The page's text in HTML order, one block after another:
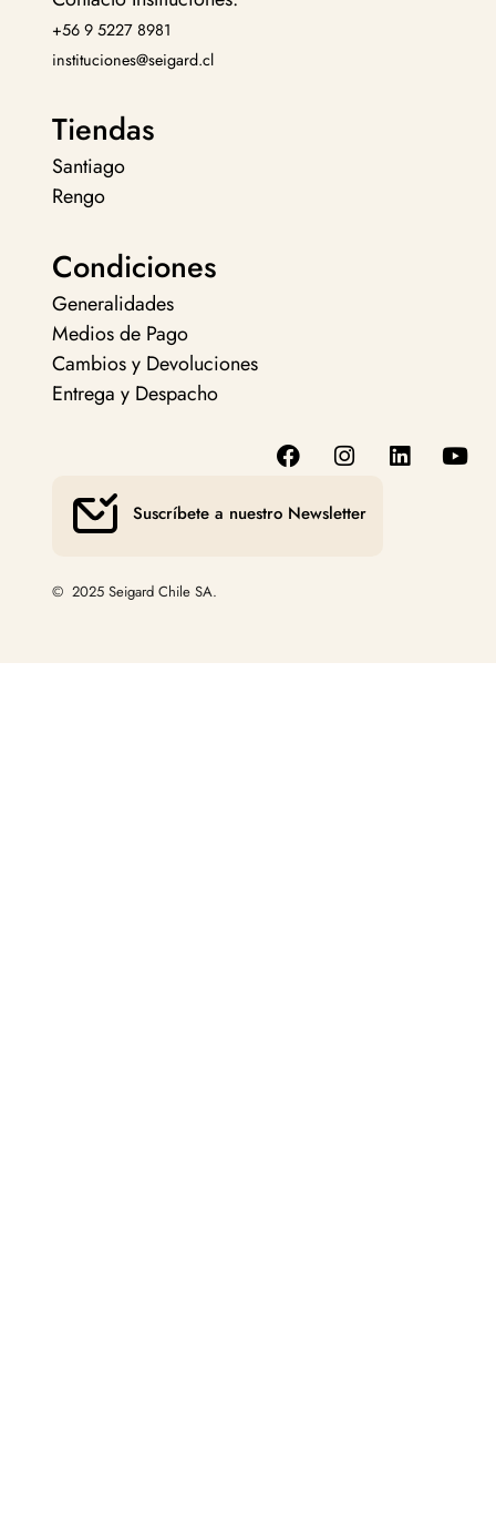
+56 9 5227 8981
instituciones@seigard.cl
Tiendas
Santiago
Rengo
Condiciones
Generalidades
Medios de Pago
Cambios y Devoluciones
Entrega y Despacho
Suscríbete a nuestro Newsletter
© 2025 Seigard Chile SA.